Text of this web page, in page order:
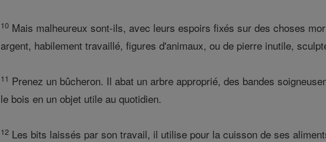
10 Mais malheureux sont-ils, avec leurs espoirs fixés sur des choses
argent, habilement travaillé, figures d'animaux, ou de pierre inutile,
11 Prenez un bûcheron. Il abat un arbre approprié, des bandes
le bois en un objet utile au quotidien.
12 Les bits laissés par son travail, il utilise pour la cuisson de ses